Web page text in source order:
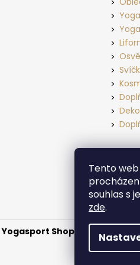
Tento
souhlas s
zde.
Yogasport Shop . Všechna